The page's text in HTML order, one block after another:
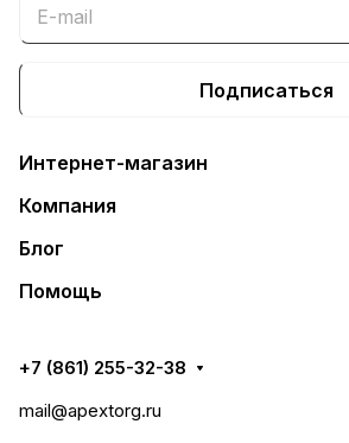
Подписаться
Интернет-магазин
Компания
Блог
Помощь
+7 (861) 255-32-38
mail@apextorg.ru